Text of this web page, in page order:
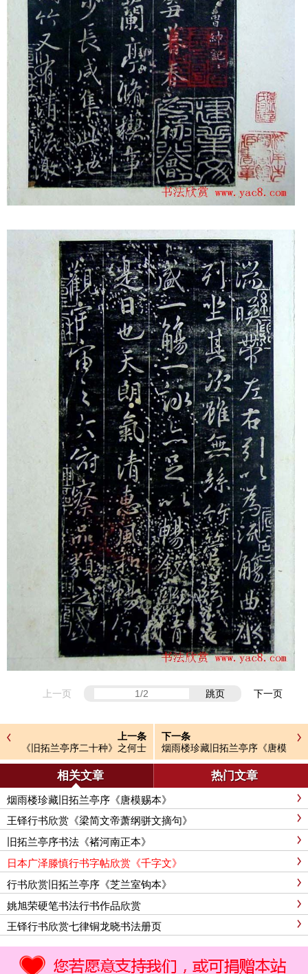
上一页 跳页 下一页
上一条
《旧拓兰亭序二十种》之何士
英钩本
下一条
烟雨楼珍藏旧拓兰亭序《唐模
赐本》
相关文章 热门文章
烟雨楼珍藏旧拓兰亭序《唐模赐本》
王铎行书欣赏《梁简文帝萧纲骈文摘句》
旧拓兰亭序书法《褚河南正本》
日本广泽滕慎行书字帖欣赏《千字文》
行书欣赏旧拓兰亭序《芝兰室钩本》
姚旭荣硬笔书法行书作品欣赏
王铎行书欣赏七律铜龙晓书法册页